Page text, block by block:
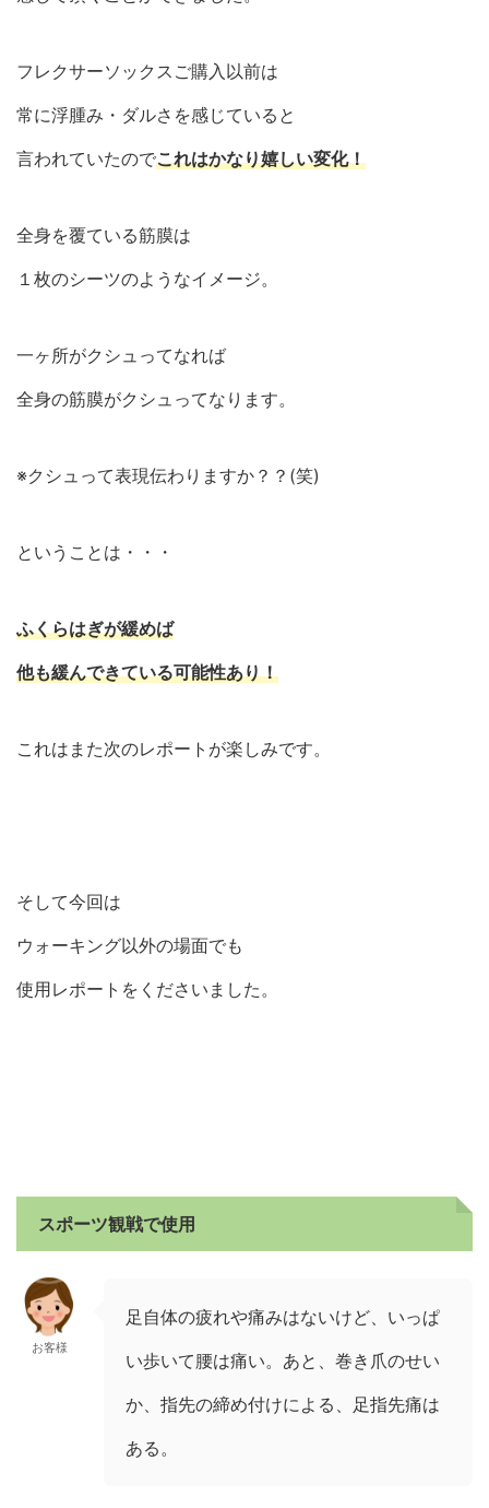
フレクサーソックスご購入以前は
常に浮腫み・ダルさを感じていると
言われていたのでこれはかなり嬉しい変化！
全身を覆ている筋膜は
１枚のシーツのようなイメージ。
一ヶ所がクシュってなれば
全身の筋膜がクシュってなります。
※クシュって表現伝わりますか？？(笑)
ということは・・・
ふくらはぎが緩めば
他も緩んできている可能性あり！
これはまた次のレポートが楽しみです。
そして今回は
ウォーキング以外の場面でも
使用レポートをくださいました。
スポーツ観戦で使用
お客様
足自体の疲れや痛みはないけど、いっぱ
い歩いて腰は痛い。あと、巻き爪のせい
か、指先の締め付けによる、足指先痛は
ある。